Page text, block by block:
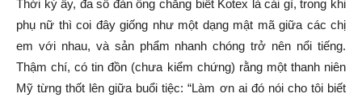
Thời kỳ ấy, đa số đàn ông chẳng biết Kotex là cái gì, trong khi
phụ nữ thì coi đây giống như một dạng mật mã giữa các chị
em với nhau, và sản phẩm nhanh chóng trở nên nổi tiếng.
Thậm chí, có tin đồn (chưa kiểm chứng) rằng một thanh niên
Mỹ từng thốt lên giữa buổi tiệc: “Làm ơn ai đó nói cho tôi biết